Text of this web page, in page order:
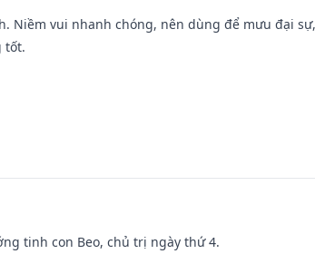
Niềm vui nhanh chóng, nên dùng để mưu đại
tốt.
tinh con Beo, chủ trị ngày thứ 4.